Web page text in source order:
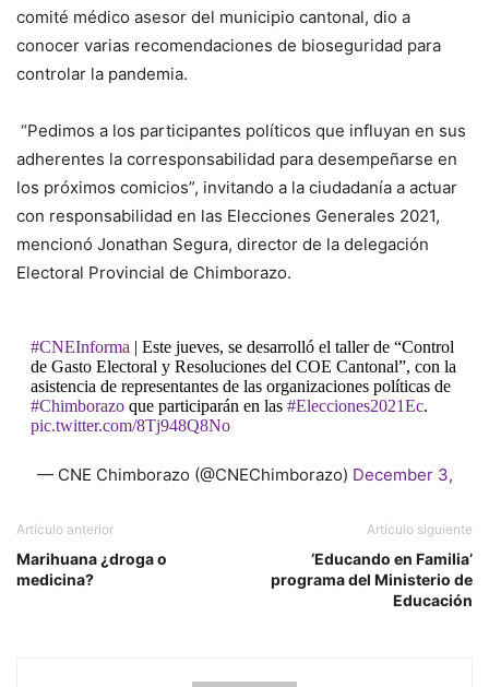
comité médico asesor del municipio cantonal, dio a
conocer varias recomendaciones de bioseguridad para
controlar la pandemia.
“Pedimos a los participantes políticos que influyan en sus
adherentes la corresponsabilidad para desempeñarse en
los próximos comicios”, invitando a la ciudadanía a actuar
con responsabilidad en las Elecciones Generales 2021,
mencionó Jonathan Segura, director de la delegación
Electoral Provincial de Chimborazo.
#CNEInforma | Este jueves, se desarrolló el taller de “Control
de Gasto Electoral y Resoluciones del COE Cantonal”, con la
asistencia de representantes de las organizaciones políticas de
#Chimborazoque participarán en las #Elecciones2021Ec.
pic.twitter.com/8Tj948Q8No
— CNE Chimborazo (@CNEChimborazo) December 3,
Artículo anterior
Marihuana ¿droga o
medicina?
Artículo siguiente
‘Educando en Familia’
programa del Ministerio de
Educación